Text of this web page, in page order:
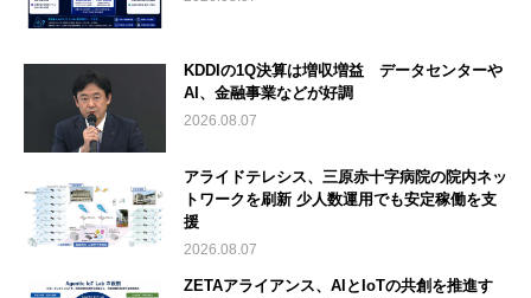
KDDIの1Q決算は増収増益 データセンターや
AI、金融事業などが好調
2026.08.07
アライドテレシス、三原赤十字病院の院内ネッ
トワークを刷新 少人数運用でも安定稼働を支
援
2026.08.07
ZETAアライアンス、AIとIoTの共創を推進す